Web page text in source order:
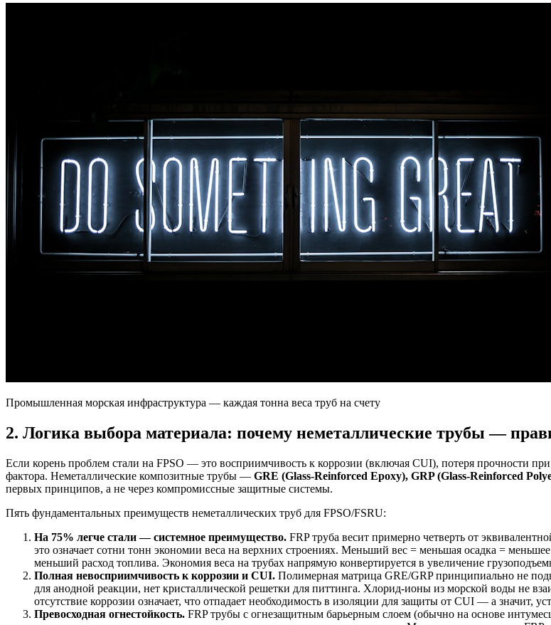
Промышленная морская инфраструктура — каждая тонна веса труб на счету
2. Логика выбора материала: почему неметаллические трубы —
Если корень проблем стали на FPSO — это восприимчивость к коррозии (включая CUI), потеря прочности
фактора. Неметаллические композитные трубы — GRE (Glass-Reinforced Epoxy), GRP (Glass-Reinforced
первых принципов, а не через компромиссные защитные системы.
Пять фундаментальных преимуществ неметаллических труб для FPSO/FSRU:
На 75% легче стали — системное преимущество. FRP труба весит примерно четверть от
это означает сотни тонн экономии веса на верхних строениях. Меньший вес = меньшая осадка =
меньший расход топлива. Экономия веса на трубах напрямую конвертируется в увеличение
Полная невосприимчивость к коррозии и CUI. Полимерная матрица GRE/GRP принципиально не
для анодной реакции, нет кристаллической решетки для питтинга. Хлорид-ионы из морской воды не
отсутствие коррозии означает, что отпадает необходимость в изоляции для защиты от CUI — а значит,
Превосходная огнестойкость. FRP трубы с огнезащитным барьерным слоем (обычно на основе